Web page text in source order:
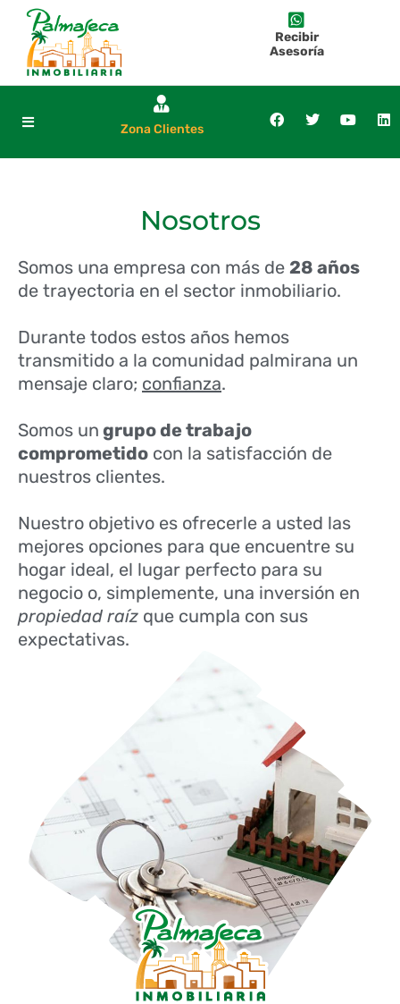
Recibir
Asesoría
Zona Clientes
Nosotros
Somos una empresa con más de 28 años
de trayectoria en el sector inmobiliario.
Durante todos estos años hemos
transmitido a la comunidad palmirana un
mensaje claro; confianza.
Somos un grupo de trabajo
comprometido con la satisfacción de
nuestros clientes.
Nuestro objetivo es ofrecerle a usted las
mejores opciones para que encuentre su
hogar ideal, el lugar perfecto para su
negocio o, simplemente, una inversión en
propiedad raíz que cumpla con sus
expectativas.